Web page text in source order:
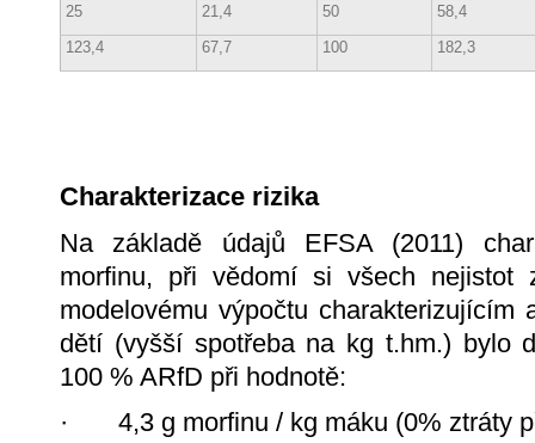
25
21,4 50
58,4
123,4
67,7 100 182,3
Charakterizace rizika
Na základě údajů EFSA (2011)
morfinu, při vědomí si všech nejistot
modelovému výpočtu
dětí (vyšší spotřeba na kg t.hm.) bylo
100 % ARfD při hodnotě:
· 4,3 g morfinu / kg máku (0% ztráty